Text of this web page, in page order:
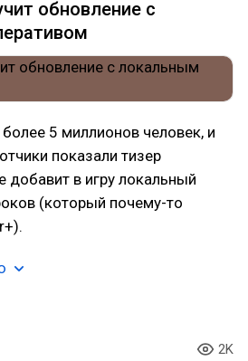
обновление с
5 миллионов человек, и
показали тизер
добавит в игру локальный
(который почему-то
2K